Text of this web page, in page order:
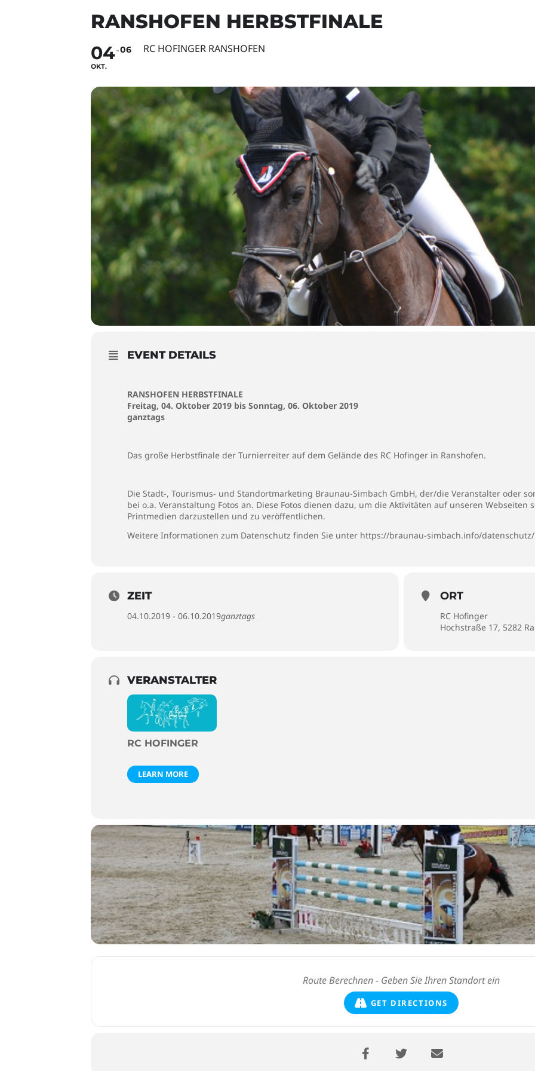
RANSHOFEN HERBSTFINALE
04
OKT.
06 RC HOFINGER RANSHOFEN
EVENT DETAILS
RANSHOFEN HERBSTFINALE
Freitag, 04. Oktober 2019 bis Sonntag, 06. Oktober 2019
ganztags
Das große Herbstfinale der Turnierreiter auf dem Gelände des RC Hofinger in Ranshofen.
Die Stadt-, Tourismus- und Standortmarketing Braunau-Simbach GmbH, der/die Veranstalter oder
bei o.a. Veranstaltung Fotos an. Diese Fotos dienen dazu, um die Aktivitäten auf unseren Webseiten
Printmedien darzustellen und zu veröffentlichen.
Weitere Informationen zum Datenschutz finden Sie unter https://braunau-simbach.info/datenschutz/
ZEIT
04.10.2019 - 06.10.2019ganztags
ORT
RC Hofinger
Hochstraße 17, 5282
VERANSTALTER
RC HOFINGER
LEARN MORE
GET DIRECTIONS